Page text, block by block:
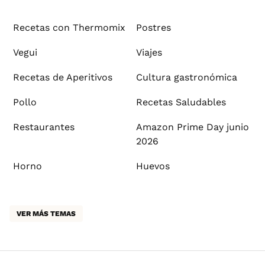
Recetas con Thermomix Postres
Vegui Viajes
Recetas de Aperitivos Cultura gastronómica
Pollo Recetas Saludables
Restaurantes
Amazon Prime Day junio
2026
Horno Huevos
VER MÁS TEMAS